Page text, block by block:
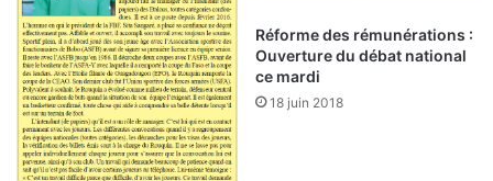
p
o
c
h
a
Réforme des rémunérations :
Ouverture du débat national
ce mardi
18 juin 2018